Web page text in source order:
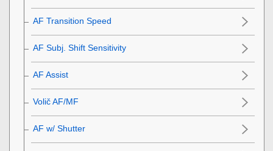
AF Transition Speed
AF Subj. Shift Sensitivity
AF Assist
Volič AF/MF
AF w/ Shutter